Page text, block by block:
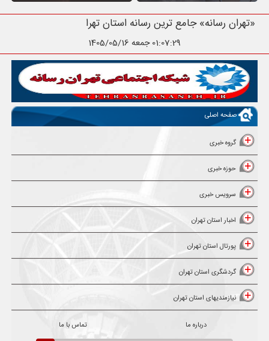
«تهران رسانه» جامع ترین رسانه استان تهر
01:07:30 جمعه 1405/05/16
صفحه اصلی
گروه خبری
حوزه خبری
سرویس خبری
اخبار استان تهران
پورتال استان تهران
گردشگری استان تهران
نیازمندیهای استان تهران
درباره ما تماس با ما